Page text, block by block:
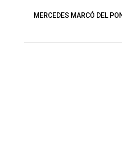
MERCEDES MARCÓ DEL